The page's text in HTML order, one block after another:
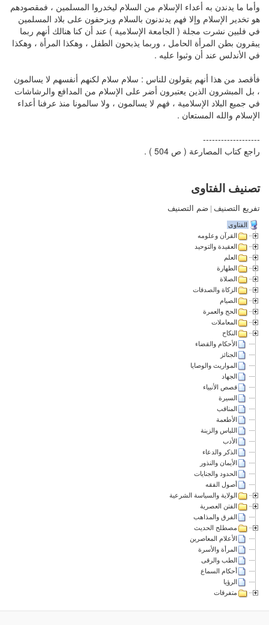
وأما ما يدندن به أعداء الإسلام من السلام ليخدروا المسلمين ، فمقصودهم
هو تخدير الإسلام وإلا فهم يدندنون بالسلام ويزحفون على بلاد المسلمين
في فلبين نشرت مجلة ( الجامعة الإسلامية ) عند أن كنا هنالك أنهم ربما
يبقرون بطن المرأة الحامل ، وربما يذبحون الطفل ، وهكذا المرأة ، وهكذا
في الأندلس عند أن وثبوا عليه .
فأقصد من هذا أنهم يقولون للناس : سلام سلام لكنهم أنفسهم لا يسالمون
، بل المبشرون الذين يعتبرون أضر على الإسلام من المدافع والرشاشات
في جميع البلاد الإسلامية ، فهم لا يسالمون ، ولا سالمونا منذ عرفنا أعداء
الإسلام والله المستعان .
-------------------
راجع كتاب المصارعة ( ص 504 ) .
تصنيف الفتاوى
تفريع التصنيف | ضم التصنيف
الفتاوى
القرآن وعلومه
العقيدة والتوحيد
العلم
الطهارة
الصلاة
الزكاة والصدقات
الصيام
الحج والعمرة
المعاملات
النكاح
الأحكام والقضاء
الجنائز
المواريث والوصايا
الجهاد
قصص الأنبياء
السيرة
المناقب
الأطعمة
اللباس والزينة
الأدب
الذكر والدعاء
الأيمان والنذور
الحدود والجنايات
أصول الفقه
الولاية والسياسة الشرعية
الفتن العصرية
الفرق والمذاهب
مصطلح الحديث
الأعلام المعاصرين
المرأة والأسرة
الطب والرقى
أحكام السماع
الرؤيا
متفرقات